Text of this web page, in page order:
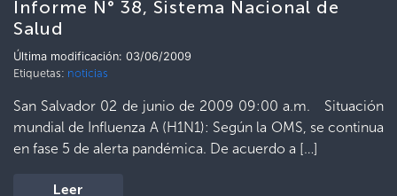
Informe N° 38, Sistema Nacional de
Salud
Última modificación: 03/06/2009
Etiquetas: noticias
San Salvador 02 de junio de 2009 09:00 a.m. Situación
mundial de Influenza A (H1N1): Según la OMS, se continua
en fase 5 de alerta pandémica. De acuerdo a […]
Leer